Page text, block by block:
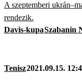
A szeptemberi
rendezik.
Davis-kupaSzabanin
Tenisz2021.09.15.